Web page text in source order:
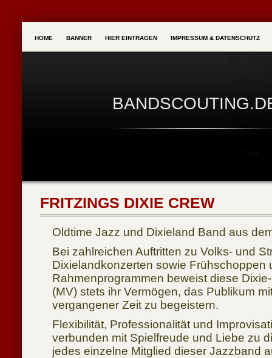
HOME BANNER HIER EINTRAGEN IMPRESSUM & DATENSCHUTZ
FRITZINGS DIXIE CREW
Oldtime Jazz und Dixieland Band aus
Bei zahlreichen Auftritten zu Volks- und
Dixielandkonzerten sowie Frühschoppen
Rahmenprogrammen beweist diese
(MV) stets ihr Vermögen, das Publikum
vergangener Zeit zu begeistern.
Flexibilität, Professionalität und
verbunden mit Spielfreude und Liebe zu
jedes einzelne Mitglied dieser Jazzband